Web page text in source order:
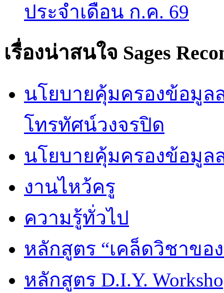
ประจำเดือน ก.ค. 69
เรื่องน่าสนใจ Sages
นโยบายคุ้มครองข้อมูล
โทรทัศน์วงจรปิด
นโยบายคุ้มครองข้อมูล
งานไหว้ครู
ความรู้ทั่วไป
หลักสูตร “เคล็ดวิชาขอ
หลักสูตร D.I.Y.